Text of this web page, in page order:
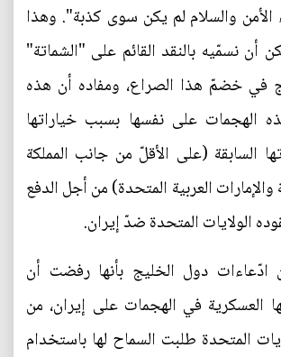
الأمن والسلام لم يكن سوى كذبة". وهذا
نسمّيه بالنقد القائم على "الشماتة"
في خضمّ هذا الصراع، ومفاده أن هذه
الهجمات على نفسها بسبب خياراتها
السابقة (على الأقلّ من جانب المملكة
والإمارات العربية المتحدة) من أجل الدفع
الولايات المتحدة ضدّ إيران.
ادّعاءات دول الخليج بأنها رفضت أن
العسكرية في الهجمات على إيران، من
المتحدة طلبت السماح لها باستخدام